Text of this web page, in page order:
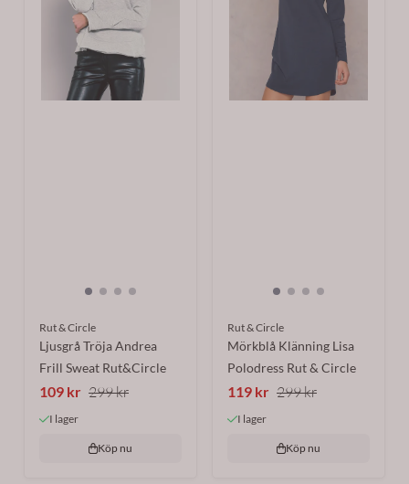
Rut & Circle
Ljusgrå Tröja Andrea
Frill Sweat Rut&Circle
109 kr 299 kr
I lager
Köp nu
Rut & Circle
Mörkblå Klänning Lisa
Polodress Rut & Circle
119 kr 299 kr
I lager
Köp nu